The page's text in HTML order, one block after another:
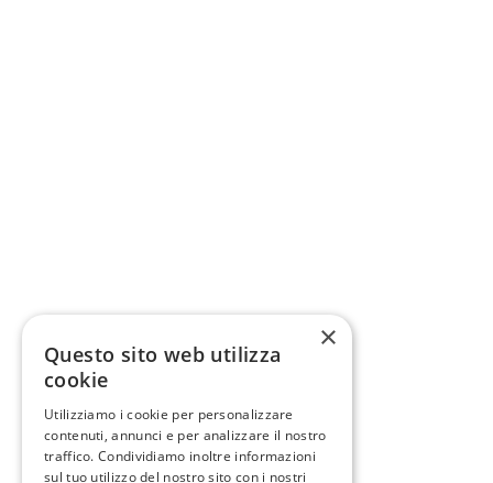
×
Questo sito web utilizza
cookie
Utilizziamo i cookie per personalizzare
contenuti, annunci e per analizzare il nostro
traffico. Condividiamo inoltre informazioni
sul tuo utilizzo del nostro sito con i nostri